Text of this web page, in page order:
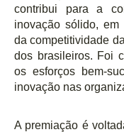
contribui para a
inovação sólido, em
da competitividade
dos brasileiros. Foi
os esforços bem-
inovação nas
A premiação é